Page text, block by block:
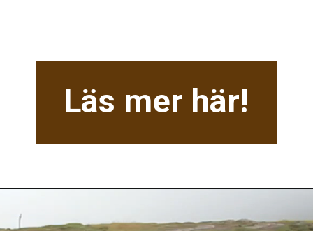
Läs mer här!